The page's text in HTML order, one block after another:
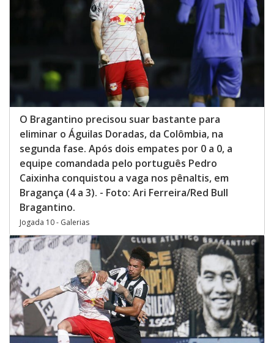
O Bragantino precisou suar bastante para
eliminar o Águilas Doradas, da Colômbia, na
segunda fase. Após dois empates por 0 a 0, a
equipe comandada pelo português Pedro
Caixinha conquistou a vaga nos pênaltis, em
Bragança (4 a 3). - Foto: Ari Ferreira/Red Bull
Bragantino.
Jogada 10 - Galerias